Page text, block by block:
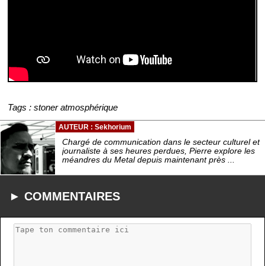
Tags : stoner atmosphérique
AUTEUR : Sekhorium
Chargé de communication dans le secteur culturel et
journaliste à ses heures perdues, Pierre explore les
méandres du Metal depuis maintenant près ...
► COMMENTAIRES